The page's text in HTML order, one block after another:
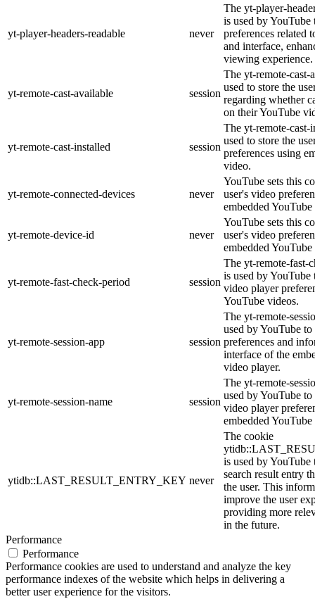
yt-player-headers-readable never
The yt-player-
is used by YouTube
preferences related
and interface,
viewing experience.
yt-remote-cast-available session
The yt-remote-cast-
used to store the
regarding whether
on their YouTube
yt-remote-cast-installed session
The yt-remote-cast-
used to store the
preferences using
video.
yt-remote-connected-devices never
YouTube sets this
user's video
embedded
yt-remote-device-id never
YouTube sets this
user's video
embedded
yt-remote-fast-check-period session
The yt-remote-fast-
is used by YouTube
video player
YouTube videos.
yt-remote-session-app session
The yt-remote-
used by YouTube to
preferences and
interface of the
video player.
yt-remote-session-name session
The yt-remote-
used by YouTube to
video player
embedded
ytidb::LAST_RESULT_ENTRY_KEY never
The cookie
is used by YouTube
search result entry
the user. This
improve the user
providing more
in the future.
Performance
Performance
Performance cookies are used to understand and analyze the key
performance indexes of the website which helps in delivering a
better user experience for the visitors.